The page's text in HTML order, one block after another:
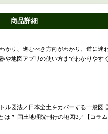
商品詳細
り、進むべき方向がわかり、道に迷わ
地図アプリの使い方までわかりやす
図法／日本全土をカバーする一般図
？ 国土地理院刊行の地図3／【コラ